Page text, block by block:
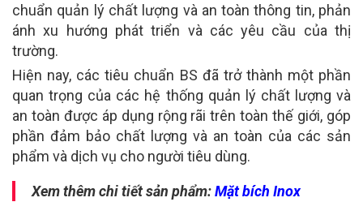
chuẩn quản lý chất lượng và an toàn thông tin, phản
ánh xu hướng phát triển và các yêu cầu của thị
trường.
Hiện nay, các tiêu chuẩn BS đã trở thành một phần
quan trọng của các hệ thống quản lý chất lượng và
an toàn được áp dụng rộng rãi trên toàn thế giới, góp
phần đảm bảo chất lượng và an toàn của các sản
phẩm và dịch vụ cho người tiêu dùng.
Xem thêm chi tiết sản phẩm:Mặt bích Inox